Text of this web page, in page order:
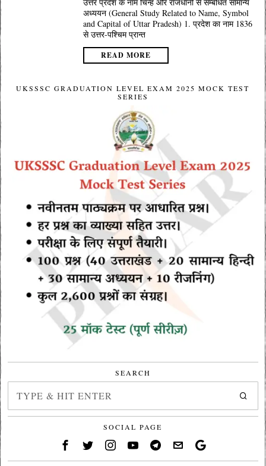
अध्ययन (General Study Related to Name, Symbol
and Capital of Uttar Pradesh) 1. प्रदेश का नाम 1836
से उत्तर-पश्चिम प्रान्त
READ MORE
UKSSSC GRADUATION LEVEL EXAM 2025 MOCK TEST
SERIES
SEARCH
SOCIAL PAGE